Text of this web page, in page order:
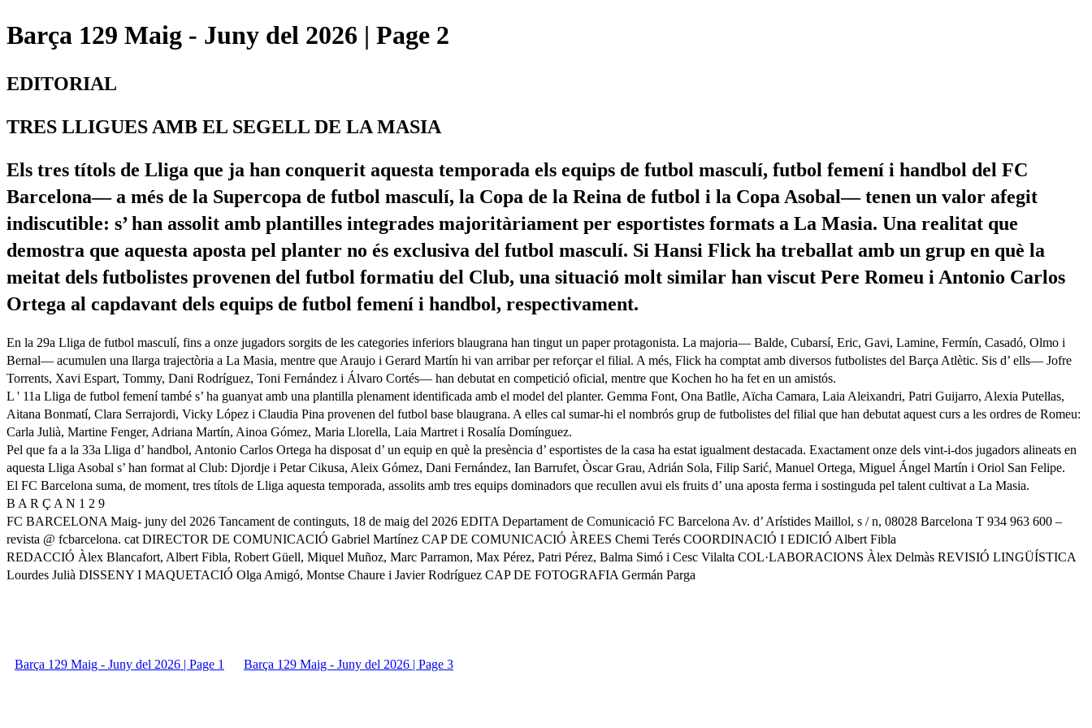
Barça 129 Maig - Juny del 2026 | Page 2
EDITORIAL
TRES LLIGUES AMB EL SEGELL DE LA MASIA
Els tres títols de Lliga que ja han conquerit aquesta temporada els equips de futbol masculí, futbol femení i handbol del FC
Barcelona— a més de la Supercopa de futbol masculí, la Copa de la Reina de futbol i la Copa Asobal— tenen un valor afegit
indiscutible: s’ han assolit amb plantilles integrades majoritàriament per esportistes formats a La Masia. Una realitat que
demostra que aquesta aposta pel planter no és exclusiva del futbol masculí. Si Hansi Flick ha treballat amb un grup en què la
meitat dels futbolistes provenen del futbol formatiu del Club, una situació molt similar han viscut Pere Romeu i Antonio Carlos
Ortega al capdavant dels equips de futbol femení i handbol, respectivament.
En la 29a Lliga de futbol masculí, fins a onze jugadors sorgits de les categories inferiors blaugrana han tingut un paper protagonista. La majoria— Balde, Cubarsí, Eric, Gavi, Lamine, Fermín, Casadó, Olmo i
Bernal— acumulen una llarga trajectòria a La Masia, mentre que Araujo i Gerard Martín hi van arribar per reforçar el filial. A més, Flick ha comptat amb diversos futbolistes del Barça Atlètic. Sis d’ ells— Jofre
Torrents, Xavi Espart, Tommy, Dani Rodríguez, Toni Fernández i Álvaro Cortés— han debutat en competició oficial, mentre que Kochen ho ha fet en un amistós.
L ' 11a Lliga de futbol femení també s’ ha guanyat amb una plantilla plenament identificada amb el model del planter. Gemma Font, Ona Batlle, Aïcha Camara, Laia Aleixandri, Patri Guijarro, Alexia Putellas,
Aitana Bonmatí, Clara Serrajordi, Vicky López i Claudia Pina provenen del futbol base blaugrana. A elles cal sumar-hi el nombrós grup de futbolistes del filial que han debutat aquest curs a les ordres de Romeu:
Carla Julià, Martine Fenger, Adriana Martín, Ainoa Gómez, Maria Llorella, Laia Martret i Rosalía Domínguez.
Pel que fa a la 33a Lliga d’ handbol, Antonio Carlos Ortega ha disposat d’ un equip en què la presència d’ esportistes de la casa ha estat igualment destacada. Exactament onze dels vint-i-dos jugadors alineats en
aquesta Lliga Asobal s’ han format al Club: Djordje i Petar Cikusa, Aleix Gómez, Dani Fernández, Ian Barrufet, Òscar Grau, Adrián Sola, Filip Sarić, Manuel Ortega, Miguel Ángel Martín i Oriol San Felipe.
El FC Barcelona suma, de moment, tres títols de Lliga aquesta temporada, assolits amb tres equips dominadors que recullen avui els fruits d’ una aposta ferma i sostinguda pel talent cultivat a La Masia.
B A R Ç A N 1 2 9
FC BARCELONA Maig- juny del 2026 Tancament de continguts, 18 de maig del 2026 EDITA Departament de Comunicació FC Barcelona Av. d’ Arístides Maillol, s / n, 08028 Barcelona T 934 963 600 –
revista @ fcbarcelona. cat DIRECTOR DE COMUNICACIÓ Gabriel Martínez CAP DE COMUNICACIÓ ÀREES Chemi Terés COORDINACIÓ I EDICIÓ Albert Fibla
REDACCIÓ Àlex Blancafort, Albert Fibla, Robert Güell, Miquel Muñoz, Marc Parramon, Max Pérez, Patri Pérez, Balma Simó i Cesc Vilalta COL·LABORACIONS Àlex Delmàs REVISIÓ LINGÜÍSTICA
Lourdes Julià DISSENY I MAQUETACIÓ Olga Amigó, Montse Chaure i Javier Rodríguez CAP DE FOTOGRAFIA Germán Parga
Barça 129 Maig - Juny del 2026 | Page 1 Barça 129 Maig - Juny del 2026 | Page 3